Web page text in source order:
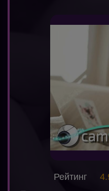
Рейтинг